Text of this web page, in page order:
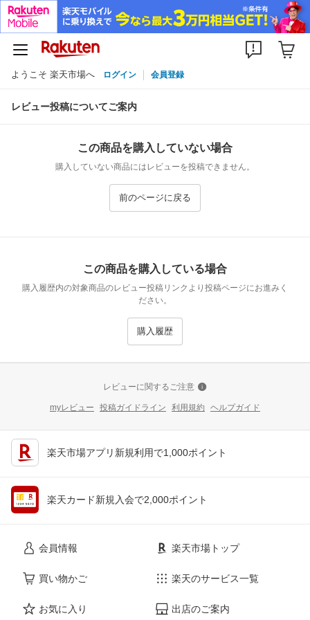
ようこそ 楽天市場へ ログイン 会員登録
レビュー投稿についてご案内
この商品を購入していない場合
購入していない商品にはレビューを投稿できません。
前のページに戻る
この商品を購入している場合
購入履歴内の対象商品のレビュー投稿リンクより投稿ページにお進みく
ださい。
購入履歴
レビューに関するご注意
myレビュー 投稿ガイドライン 利用規約 ヘルプガイド
楽天市場アプリ新規利用で1,000ポイント
楽天カード新規入会で2,000ポイント
会員情報
買い物かご
お気に入り
楽天市場トップ
楽天のサービス一覧
出店のご案内